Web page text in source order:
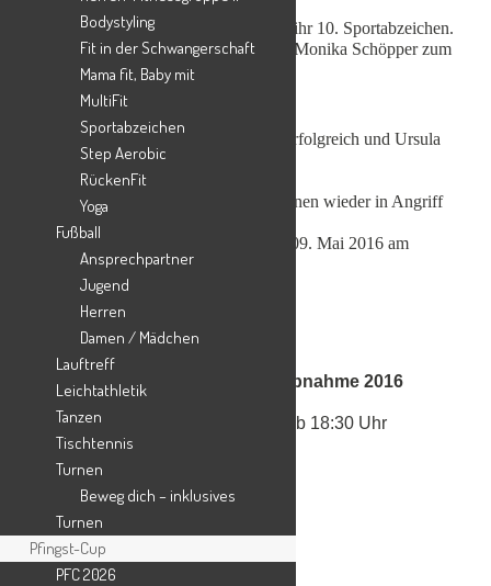
Regina und Jens-Oliver Ernst erhielten ihr 10. Sportabzeichen.
Ute Schekahn erhielt zum 15. Mal und Monika Schöpper zum
20. Mal ihr Sportabzeichen.
Manfred Völkskow war zum 25. Mal erfolgreich und Ursula
Völkskow konnte ihr
40. Sportabzeichen entgegen nehmen.
Auch im Jahr 2016 werden die Disziplinen wieder in Angriff
genommen.
Erster Abnahmetermin ist Montag, der 09. Mai 2016 am
Sportplatz Harderberg.
Termine für die Sportabzeichenabnahme 2016
Auf dem Sportplatz in Harderberg ab 18:30 Uhr
Montag den
09. Mai und 23. Mai 2016
06. Juni und 20. Juni 2016
Bodystyling
Fit in der Schwangerschaft
Mama fit, Baby mit
MultiFit
Sportabzeichen
Step Aerobic
RückenFit
Yoga
Fußball
Ansprechpartner
Jugend
Herren
Damen / Mädchen
Lauftreff
Leichtathletik
Tanzen
Tischtennis
Turnen
Beweg dich – inklusives
Turnen
Pfingst-Cup
PFC 2026